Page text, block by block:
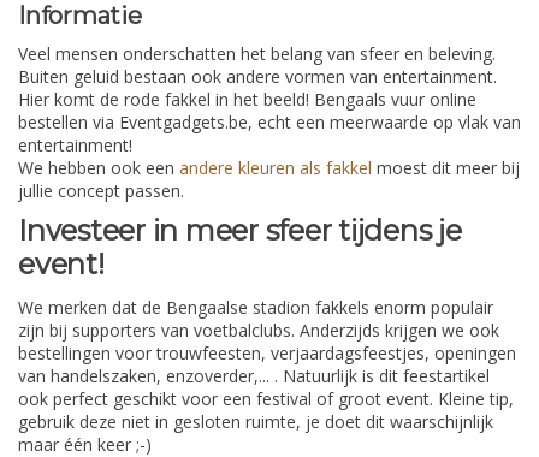
Informatie
Veel mensen onderschatten het belang van sfeer en beleving.
Buiten geluid bestaan ook andere vormen van entertainment.
Hier komt de rode fakkel in het beeld! Bengaals vuur online
bestellen via Eventgadgets.be, echt een meerwaarde op vlak van
entertainment!
We hebben ook een andere kleuren als fakkel moest dit meer bij
jullie concept passen.
Investeer in meer sfeer tijdens je
event!
We merken dat de Bengaalse stadion fakkels enorm populair
zijn bij supporters van voetbalclubs. Anderzijds krijgen we ook
bestellingen voor trouwfeesten, verjaardagsfeestjes, openingen
van handelszaken, enzoverder,... . Natuurlijk is dit feestartikel
ook perfect geschikt voor een festival of groot event. Kleine tip,
gebruik deze niet in gesloten ruimte, je doet dit waarschijnlijk
maar één keer ;-)